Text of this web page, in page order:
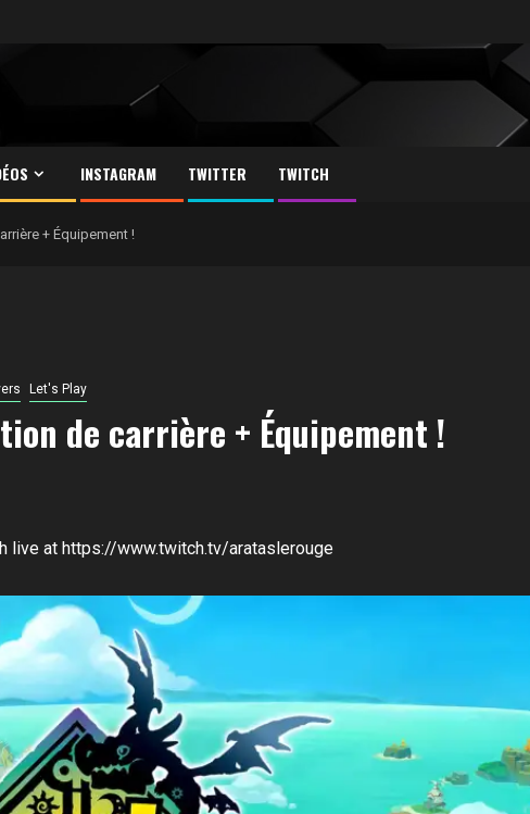
INSTAGRAM TWITTER TWITCH
+ Équipement !
Let's Play
de carrière + Équipement !
live at https://www.twitch.tv/arataslerouge